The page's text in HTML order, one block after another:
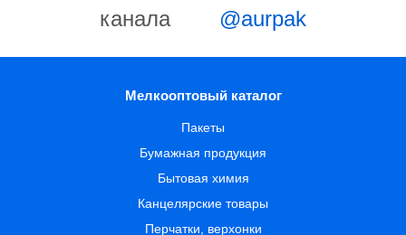
канала
@aurpak
Мелкооптовый каталог
Пакеты
Бумажная продукция
Бытовая химия
Канцелярские товары
Перчатки, верхонки